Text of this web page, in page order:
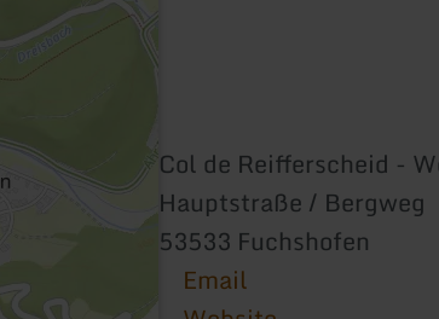
Col de Reifferscheid -
Hauptstraße / Bergweg
53533 Fuchshofen
Email